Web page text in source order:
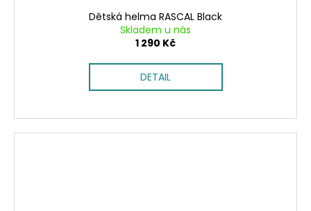
Dětská helma RASCAL Black
Skladem u nás
1 290 Kč
DETAIL